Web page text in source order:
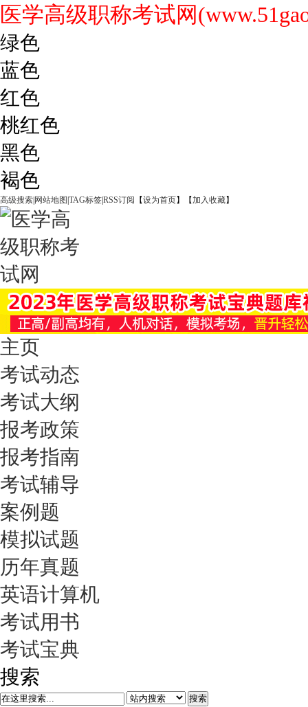
医学高级职称考试网
绿色
蓝色
红色
桃红色
黑色
褐色
高级搜索 网站地图 TAG标签RSS订阅 【设为首页】【加入收藏】
主页
考试动态
考试大纲
报考政策
报考指南
考试辅导
案例题
模拟试题
历年真题
英语计算机
考试用书
考试宝典
搜索
搜索